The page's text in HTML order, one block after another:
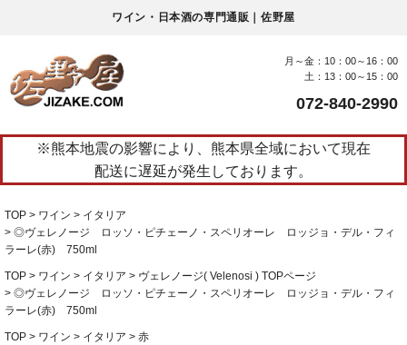
ワイン・日本酒の専門通販｜佐野屋
月～金：10：00～16：00
土：13：00～15：00
072-840-2990
※熊本地震の影響により、熊本県全域において現在
配送に遅延が発生しております。
TOP ワイン
イタリア
◎ヴェレノージ ロッソ・ピチェーノ・スペリオーレ ロッジョ・デル・フィ
ラーレ(赤) 750ml
TOP ワイン イタリア
ヴェレノージ( Velenosi ) TOPページ
◎ヴェレノージ ロッソ・ピチェーノ・スペリオーレ ロッジョ・デル・フィ
ラーレ(赤) 750ml
TOP ワイン イタリア
赤